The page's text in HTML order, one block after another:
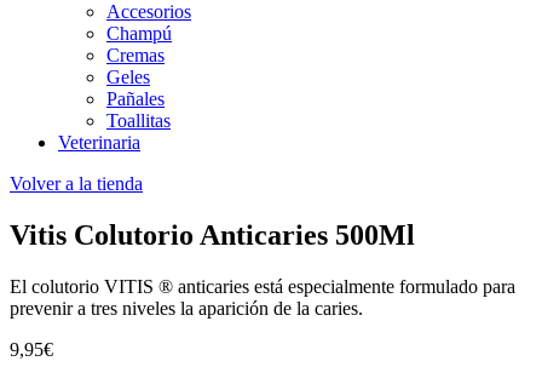
Accesorios
Champú
Cremas
Geles
Pañales
Toallitas
Veterinaria
Volver a la tienda
Vitis Colutorio Anticaries 500Ml
El colutorio VITIS ® anticaries está especialmente formulado para
prevenir a tres niveles la aparición de la caries.
9,95€